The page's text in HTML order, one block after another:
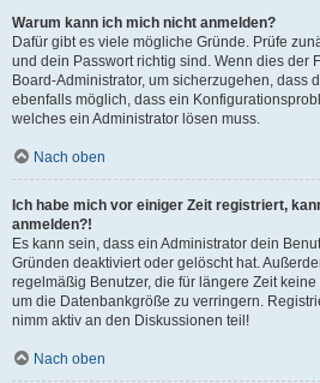
Warum kann ich mich nicht anmelden?
Dafür gibt es viele mögliche Gründe. Prüfe
und dein Passwort richtig sind. Wenn dies der
Board-Administrator, um sicherzugehen, dass
ebenfalls möglich, dass ein
welches ein Administrator lösen muss.
Nach oben
Ich habe mich vor einiger Zeit registriert,
anmelden?!
Es kann sein, dass ein Administrator dein
Gründen deaktiviert oder gelöscht hat.
regelmäßig Benutzer, die für längere Zeit
um die Datenbankgröße zu verringern.
nimm aktiv an den Diskussionen teil!
Nach oben